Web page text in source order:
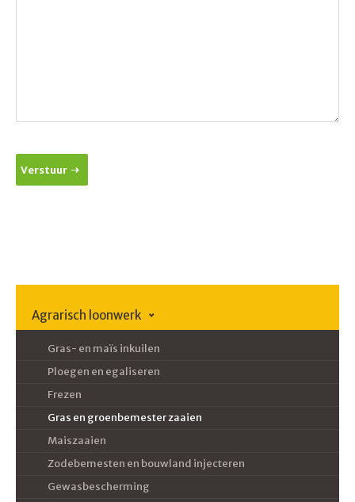
Verstuur
Agrarisch loonwerk
Gras- en maïs inkuilen
Ploegen en egaliseren
Frezen
Gras en groenbemester zaaien
Maiszaaien
Zodebemesten en bouwland injecteren
Gewasbescherming